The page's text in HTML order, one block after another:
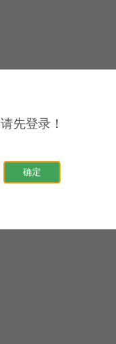
请先登录！